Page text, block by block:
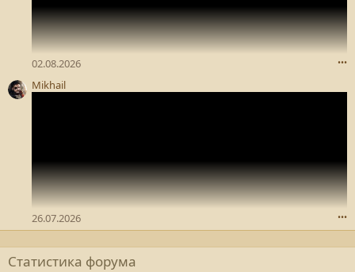
02.08.2026 •••
Mikhail
26.07.2026 •••
Статистика форума